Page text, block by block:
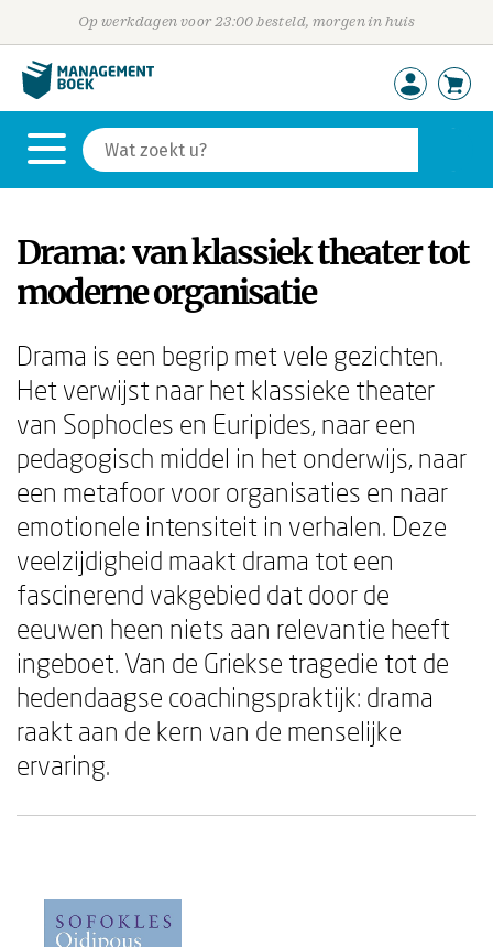
Op werkdagen voor 23:00 besteld, morgen in huis
Drama: van klassiek theater tot
moderne organisatie
Drama is een begrip met vele gezichten.
Het verwijst naar het klassieke theater
van Sophocles en Euripides, naar een
pedagogisch middel in het onderwijs, naar
een metafoor voor organisaties en naar
emotionele intensiteit in verhalen. Deze
veelzijdigheid maakt drama tot een
fascinerend vakgebied dat door de
eeuwen heen niets aan relevantie heeft
ingeboet. Van de Griekse tragedie tot de
hedendaagse coachingspraktijk: drama
raakt aan de kern van de menselijke
ervaring.